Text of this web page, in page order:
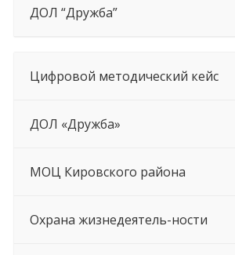
ДОЛ “Дружба”
Цифровой методический кейс
ДОЛ «Дружба»
МОЦ Кировского района
Охрана жизнедеятель-ности